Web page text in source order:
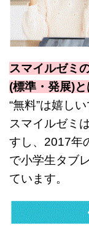
スマイルゼミ
(標準・発展)と
“無料”は嬉し
スマイルゼミ
すし、2017年
で小学生タブ
ています。